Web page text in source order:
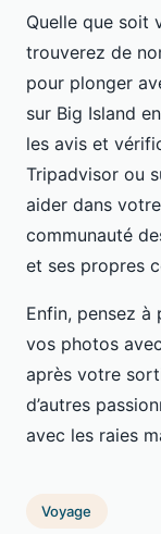
Quelle que soit
trouverez de
pour plonger
sur Big Island
les avis et
Tripadvisor ou
aider dans
communauté
et ses propres
Enfin, pensez
vos photos
après votre
d’autres
avec les raies
Voyage